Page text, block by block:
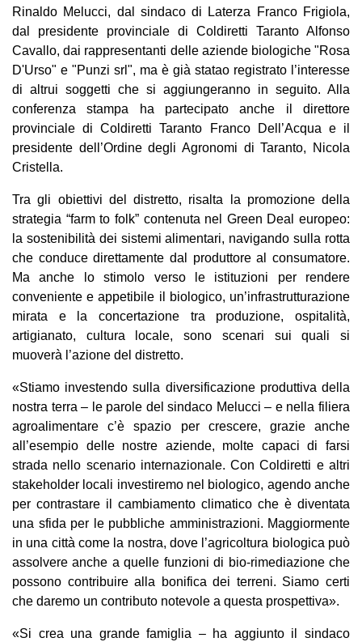
Rinaldo Melucci, dal sindaco di Laterza Franco Frigiola,
dal presidente provinciale di Coldiretti Taranto Alfonso
Cavallo, dai rappresentanti delle aziende biologiche "Rosa
D'Urso" e "Punzi srl", ma è già statao registrato l’interesse
di altrui soggetti che si aggiungeranno in seguito. Alla
conferenza stampa ha partecipato anche il direttore
provinciale di Coldiretti Taranto Franco Dell’Acqua e il
presidente dell’Ordine degli Agronomi di Taranto, Nicola
Cristella.
Tra gli obiettivi del distretto, risalta la promozione della
strategia “farm to folk” contenuta nel Green Deal europeo:
la sostenibilità dei sistemi alimentari, navigando sulla rotta
che conduce direttamente dal produttore al consumatore.
Ma anche lo stimolo verso le istituzioni per rendere
conveniente e appetibile il biologico, un’infrastrutturazione
mirata e la concertazione tra produzione, ospitalità,
artigianato, cultura locale, sono scenari sui quali si
muoverà l’azione del distretto.
«Stiamo investendo sulla diversificazione produttiva della
nostra terra – le parole del sindaco Melucci – e nella filiera
agroalimentare c’è spazio per crescere, grazie anche
all’esempio delle nostre aziende, molte capaci di farsi
strada nello scenario internazionale. Con Coldiretti e altri
stakeholder locali investiremo nel biologico, agendo anche
per contrastare il cambiamento climatico che è diventata
una sfida per le pubbliche amministrazioni. Maggiormente
in una città come la nostra, dove l’agricoltura biologica può
assolvere anche a quelle funzioni di bio-rimediazione che
possono contribuire alla bonifica dei terreni. Siamo certi
che daremo un contributo notevole a questa prospettiva».
«Si crea una grande famiglia – ha aggiunto il sindaco